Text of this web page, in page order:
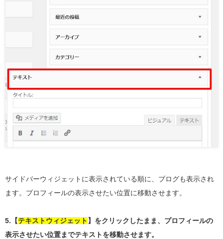
サイドバーウィジェットに表示されている順に、ブログも表示され
ます。プロフィールの表示させたい位置に移動させます。
5.【 テキストウィジェット 】をクリックしたまま、プロフィールの
表示させたい位置までテキストを移動させます。